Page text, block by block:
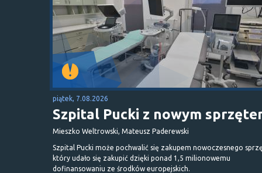
piątek, 7.08.2026
Szpital Pucki z nowym
Mieszko Weltrowski, Mateusz Paderewski
Szpital Pucki może pochwalić się zakupem nowoczesnego
który udało się zakupić dzięki ponad 1,5 milionowemu
dofinansowaniu ze środków europejskich.